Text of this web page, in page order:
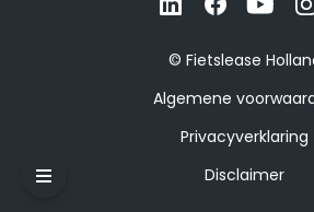
© Fietslease
Algemene
Privacyverklaring
Disclaimer